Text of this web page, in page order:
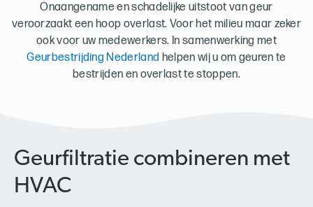
Onaangename en schadelijke uitstoot van geur
veroorzaakt een hoop overlast. Voor het milieu maar zeker
ook voor uw medewerkers. In samenwerking met
Geurbestrijding Nederland helpen wij u om geuren te
bestrijden en overlast te stoppen.
Geurfiltratie combineren met
HVAC